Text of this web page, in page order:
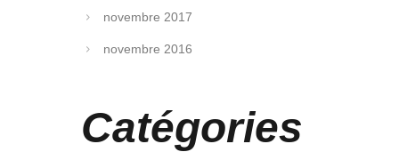
novembre 2017
novembre 2016
Catégories